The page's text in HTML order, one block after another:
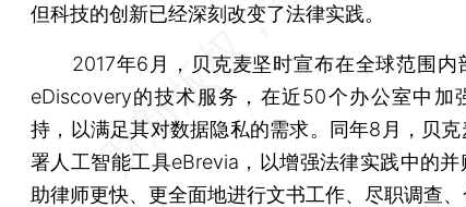
但科技的创新已经深刻改变了法律实践。
2017年6月，贝克麦坚时宣布在全球范围内
eDiscovery的技术服务，在近50个办公室中加
持，以满足其对数据隐私的需求。同年8月，贝
署人工智能工具eBrevia，以增强法律实践中的并
助律师更快、更全面地进行文书工作、尽职调查